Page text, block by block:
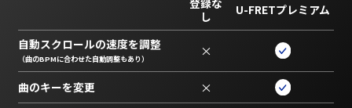
登録な
し
U-FRETプレミアム
自動スクロールの速度を調整
（曲のBPMに合わせた自動調整もあり） ×
曲のキーを変更 ×